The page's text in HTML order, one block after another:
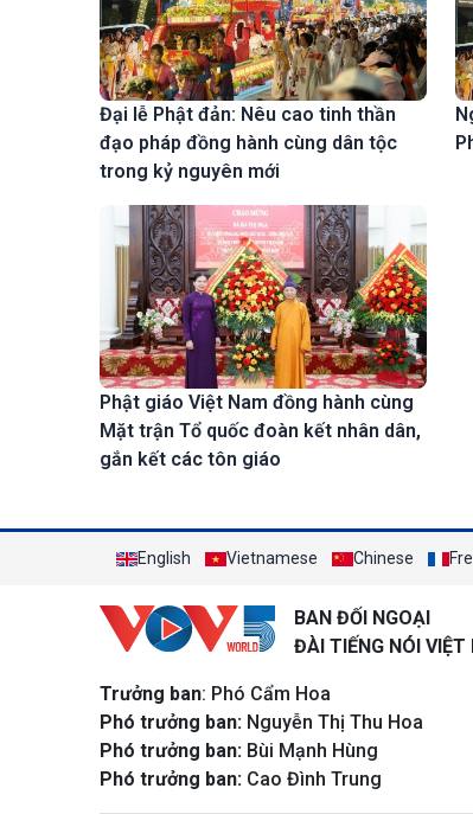
Đại lễ Phật đản: Nêu cao tinh thần
đạo pháp đồng hành cùng dân tộc
trong kỷ nguyên mới
Phật giáo Việt Nam đồng hành cùng
Mặt trận Tổ quốc đoàn kết nhân dân,
gắn kết các tôn giáo
English Vietnamese Chinese
BAN ĐỐI NGOẠI
ĐÀI TIẾNG NÓI VIỆT
Trưởng ban: Phó Cẩm Hoa
Phó trưởng ban: Nguyễn Thị Thu Hoa
Phó trưởng ban: Bùi Mạnh Hùng
Phó trưởng ban: Cao Đình Trung